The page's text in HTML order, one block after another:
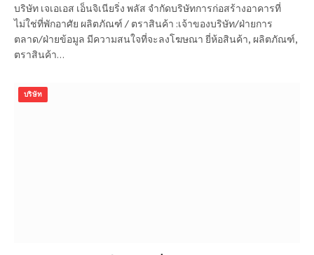
บริษัท เจเอเอส เอ็นจิเนียริ่ง พลัส จำกัดบริษัทการก่อสร้างอาคารที่
ไม่ใช่ที่พักอาศัย ผลิตภัณฑ์ / ตราสินค้า :เจ้าของบริษัท/ฝ่ายการ
ตลาด/ฝ่ายข้อมูล มีความสนใจที่จะลงโฆษณา ยี่ห้อสินค้า, ผลิตภัณฑ์,
ตราสินค้า…
บริษัท